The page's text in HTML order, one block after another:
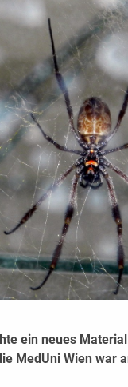
ein neues
MedUni Wien war